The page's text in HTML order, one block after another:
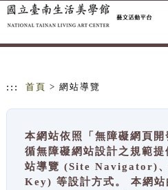
跳到主要內容
網站導覽
::: 首頁 > 網站導覽
本網站依照「無障礙網頁
循無障礙網站設計之規範
站導覽 (Site Navigator)
Key) 等設計方式。 本網站